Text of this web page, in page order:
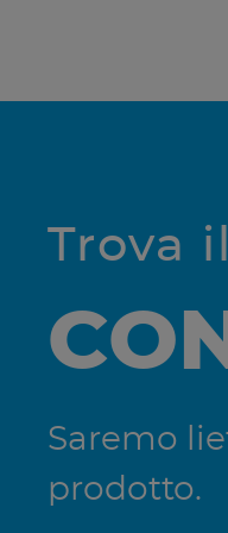
Trova
Saremo
prodotto.